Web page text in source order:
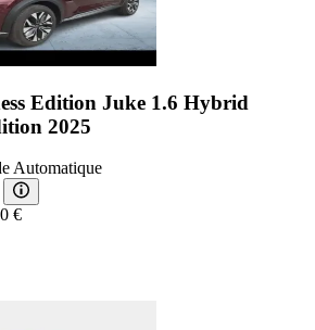
Edition Juke 1.6 Hybrid
2025
Automatique
€